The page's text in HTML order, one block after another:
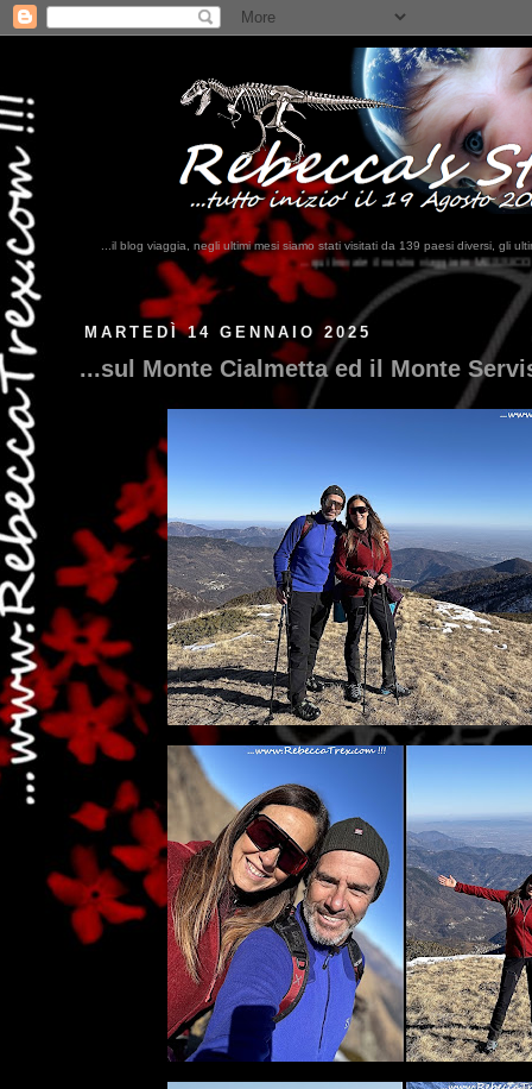
...il blog viaggia, negli ultimi mesi siamo stati visitati da 139 paesi diversi, gli
...qui trovate il nostro viaggio in MESSICO 2023...clikka qui !!!
MARTEDÌ 14 GENNAIO 2025
...sul Monte Cialmetta ed il Monte